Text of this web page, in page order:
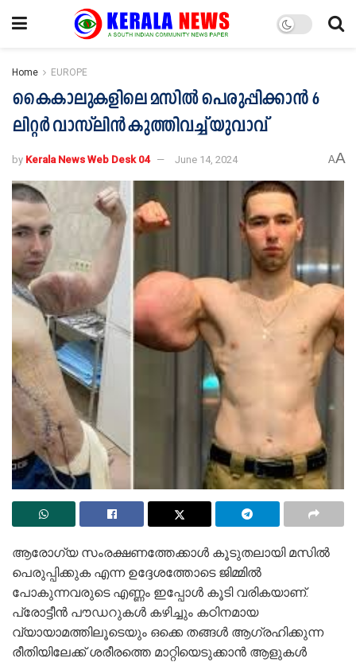
Home EUROPE
കൈകാലുകളിലെ മസിൽ പെരുപ്പിക്കാൻ 6
ലിറ്റർ വാസ്‍ലിൻ കുത്തിവച്ച് യുവാവ്
by Kerala News Web Desk 04 June 14, 2024 AA
ആരോഗ്യ സംരക്ഷണത്തേക്കാൾ കൂടുതലായി മസിൽ
പെരുപ്പിക്കുക എന്ന ഉദ്ദേശത്തോടെ ജിമ്മിൽ
പോകുന്നവരുടെ എണ്ണം ഇപ്പോൾ കൂടി വരികയാണ്.
പ്രോട്ടീൻ പൗഡറുകൾ കഴിച്ചും കഠിനമായ
വ്യായാമത്തിലൂടെയും ഒക്കെ തങ്ങൾ ആഗ്രഹിക്കുന്ന
രീതിയിലേക്ക് ശരീരത്തെ മാറ്റിയെടുക്കാൻ ആളുകൾ